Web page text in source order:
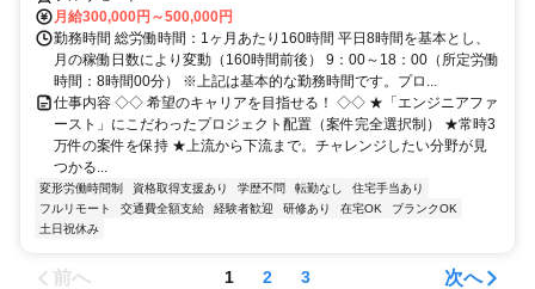
月給300,000円～500,000円
勤務時間 総労働時間：1ヶ月あたり160時間 平日8時間を基本とし、
月の稼働日数により変動（160時間前後） 9：00～18：00（所定労働
時間：8時間00分） ※上記は基本的な勤務時間です。プロ...
仕事内容 ◇◇ 希望のキャリアを目指せる！ ◇◇ ★「エンジニアファ
ースト」にこだわったプロジェクト配置（案件完全選択制） ★常時3
万件の案件を保持 ★上流から下流まで。チャレンジしたい分野が見
つかる...
変形労働時間制 資格取得支援あり 学歴不問 転勤なし
住宅手当あり
フルリモート
交通費全額支給 経験者歓迎 研修あり 在宅OK
ブランクOK
土日祝休み
前へ 1 2 3 次へ